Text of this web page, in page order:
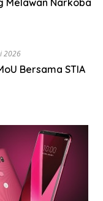
Melawan Narkoba
2026
Bersama STIA